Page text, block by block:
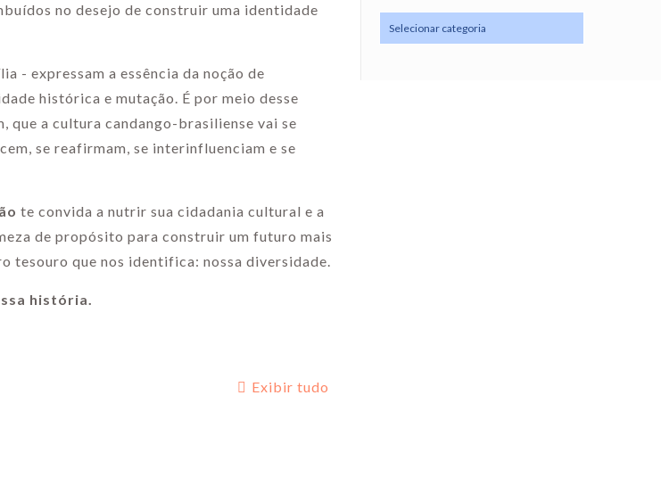
no desejo de construir uma identidade
- expressam a essência da noção de
histórica e mutação. É por meio desse
que a cultura candango-brasiliense vai se
se reafirmam, se interinfluenciam e se
te convida a nutrir sua cidadania cultural e a
de propósito para construir um futuro mais
tesouro que nos identifica: nossa diversidade.
história.
Exibir tudo